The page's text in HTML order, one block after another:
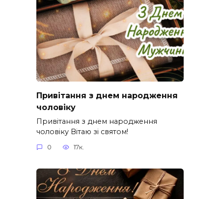
Привітання з днем народження
чоловіку
Привітання з днем народження
чоловіку Вітаю зі святом!
0 17к.